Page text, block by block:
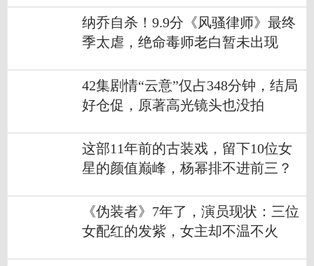
纳乔自杀！9.9分《风骚律师》最终
季太虐，绝命毒师老白暂未出现
42集剧情“云意”仅占348分钟，结局
好仓促，原著高光镜头也没拍
这部11年前的古装戏，留下10位女
星的颜值巅峰，杨幂排不进前三？
《伪装者》7年了，演员现状：三位
女配红的发紫，女主却不温不火